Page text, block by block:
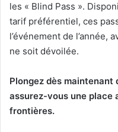
les « Blind Pass ».
tarif préférentiel, ces
l’événement de l’année,
ne soit dévoilée.
Plongez dès maintenant
assurez-vous une place
frontières.